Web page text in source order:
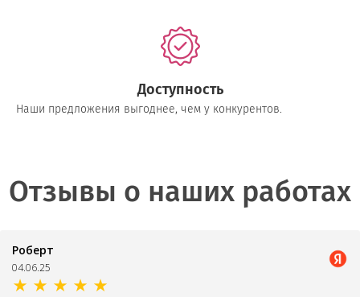
Доступность
Наши предложения выгоднее, чем у конкурентов.
Отзывы о наших работах
Роберт
04.06.25
★ ★ ★ ★ ★